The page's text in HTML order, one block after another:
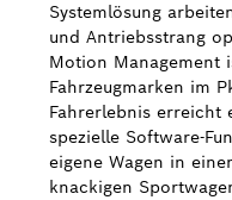
Systemlösung
und Antriebsstrang
Motion Management
Fahrzeugmarken im
Fahrerlebnis erreicht
spezielle Software-
eigene Wagen in
knackigen